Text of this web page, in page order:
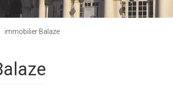
immobilier Balaze